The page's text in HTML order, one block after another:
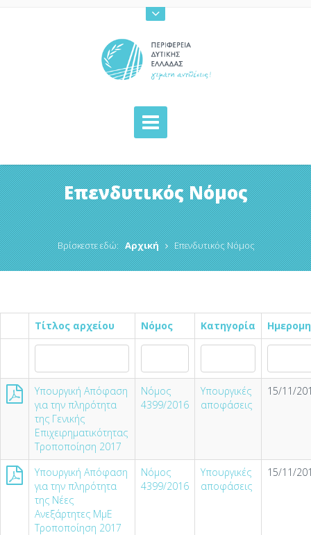
Επενδυτικός Νόμος
Βρίσκεστε εδώ: Αρχική Επενδυτικός Νόμος
Τίτλος αρχείου Νόμος Κατηγορία
Υπουργική Απόφαση
για την πληρότητα
της Γενικής
Επιχειρηματικότητας
Τροποποίηση 2017
Νόμος
4399/2016
Υπουργικές
αποφάσεις
15/11/
Υπουργική Απόφαση
για την πληρότητα
της Νέες
Ανεξάρτητες ΜμΕ
Τροποποίηση 2017
Νόμος
4399/2016
Υπουργικές
αποφάσεις
15/11/